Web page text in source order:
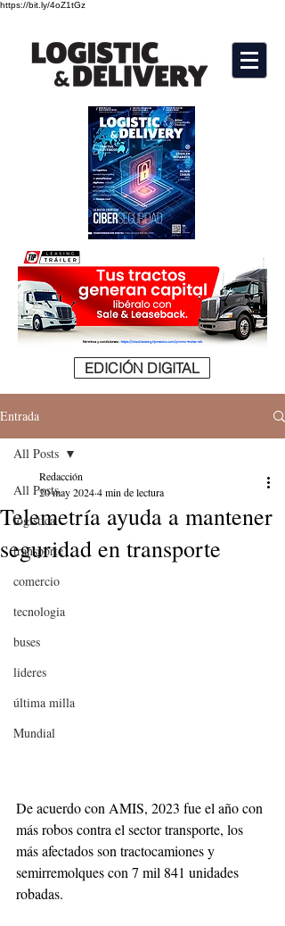
https://bit.ly/4oZ1tGz
EDICIÓN DIGITAL
Entrada
All Posts
logistica
transporte
comercio
tecnologia
buses
lideres
última milla
Mundial
All Posts
Telemetría ayuda a mantener
seguridad en transporte
Redacción
20 may 20244 min de lectura
De acuerdo con AMIS, 2023 fue el año con
más robos contra el sector transporte, los
más afectados son tractocamiones y
semirremolques con 7 mil 841 unidades
robadas.